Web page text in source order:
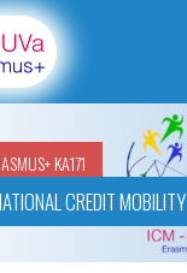
KA171
CREDIT MOBILITY